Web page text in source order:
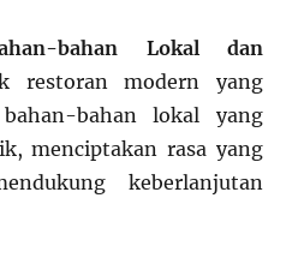
bahan Lokal dan
restoran modern yang
bahan lokal yang
menciptakan rasa yang
keberlanjutan